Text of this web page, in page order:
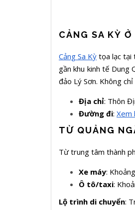
CẢNG SA KỲ
Cảng Sa Kỳ tọa lạc tại
gần khu kinh tế Dung
đảo Lý Sơn. Không
Địa chỉ: Thôn
Đường đi: Xem
TỪ QUẢNG
Từ trung tâm thành
Xe máy:
Ô tô/taxi:
Lộ trình di chuyển: